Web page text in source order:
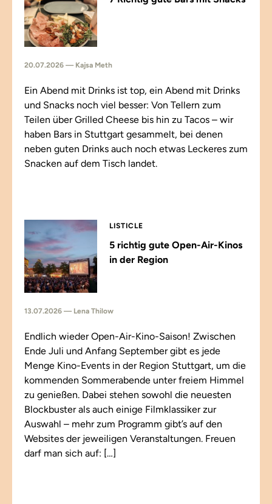
20.07.2026 — Kajsa Meth
Ein Abend mit Drinks ist top, ein Abend mit Drinks
und Snacks noch viel besser: Von Tellern zum
Teilen über Grilled Cheese bis hin zu Tacos – wir
haben Bars in Stuttgart gesammelt, bei denen
neben guten Drinks auch noch etwas Leckeres zum
Snacken auf dem Tisch landet.
LISTICLE
5 richtig gute Open-Air-Kinos
in der Region
13.07.2026 — Lena Thilow
Endlich wieder Open-Air-Kino-Saison! Zwischen
Ende Juli und Anfang September gibt es jede
Menge Kino-Events in der Region Stuttgart, um die
kommenden Sommerabende unter freiem Himmel
zu genießen. Dabei stehen sowohl die neuesten
Blockbuster als auch einige Filmklassiker zur
Auswahl – mehr zum Programm gibt’s auf den
Websites der jeweiligen Veranstaltungen. Freuen
darf man sich auf: […]